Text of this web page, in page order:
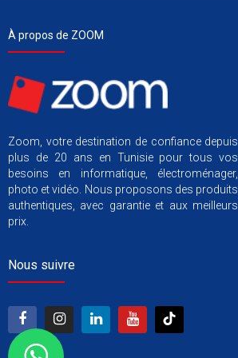
À propos de ZOOM
Zoom, votre destination de confiance depuis
plus de 20 ans en Tunisie pour tous vos
besoins en informatique, électroménager,
photo et vidéo. Nous proposons des produits
authentiques, avec garantie et aux meilleurs
prix.
Nous suivre